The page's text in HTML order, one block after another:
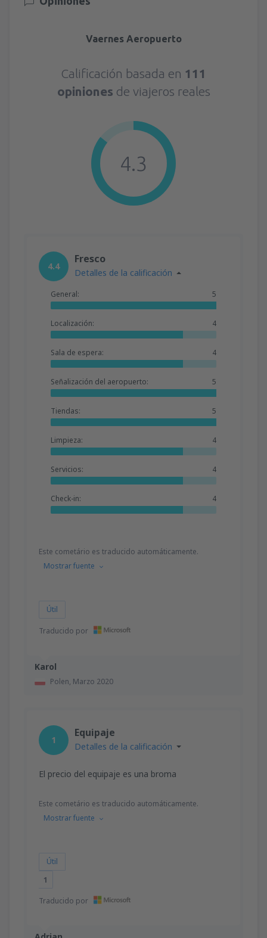
Vaernes Aeropuerto
Calificación basada en 111
opiniones de viajeros reales
4.3
Karol
Polen, Marzo 2020
4.4
Fresco
Detalles de la calificación
General: 5
Localización: 4
Sala de espera: 4
Señalización del aeropuerto: 5
Tiendas: 5
Limpieza: 4
Servicios: 4
Check-in: 4
Este cometário es traducido automáticamente.
Mostrar fuente
Útil
Traducido por
1
Equipaje
Detalles de la calificación
El precio del equipaje es una broma
Este cometário es traducido automáticamente.
Mostrar fuente
Útil
1
Traducido por